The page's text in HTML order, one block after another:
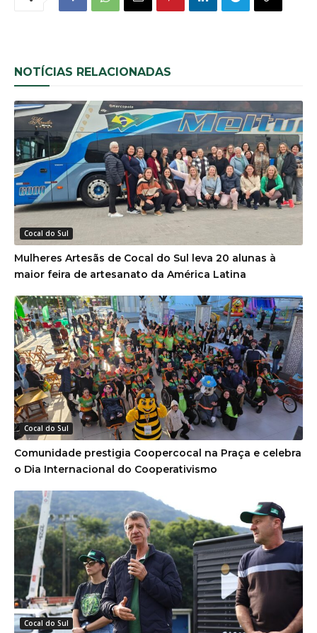
NOTÍCIAS RELACIONADAS
Cocal do Sul
Mulheres Artesãs de Cocal do Sul leva 20 alunas à
maior feira de artesanato da América Latina
Cocal do Sul
Comunidade prestigia Coopercocal na Praça e celebra
o Dia Internacional do Cooperativismo
Cocal do Sul